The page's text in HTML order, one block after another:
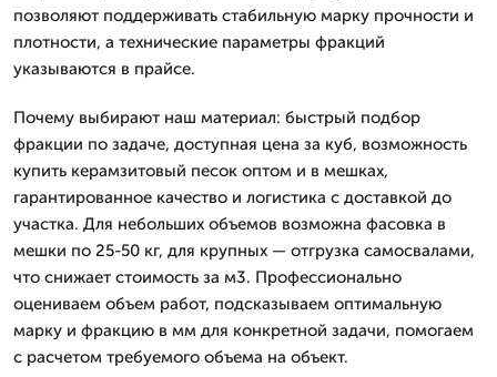
позволяют поддерживать стабильную марку прочности и
плотности, а технические параметры фракций
указываются в прайсе.
Почему выбирают наш материал: быстрый подбор
фракции по задаче, доступная цена за куб, возможность
купить керамзитовый песок оптом и в мешках,
гарантированное качество и логистика с доставкой до
участка. Для небольших объемов возможна фасовка в
мешки по 25-50 кг, для крупных — отгрузка самосвалами,
что снижает стоимость за м3. Профессионально
оцениваем объем работ, подсказываем оптимальную
марку и фракцию в мм для конкретной задачи, помогаем
с расчетом требуемого объема на объект.